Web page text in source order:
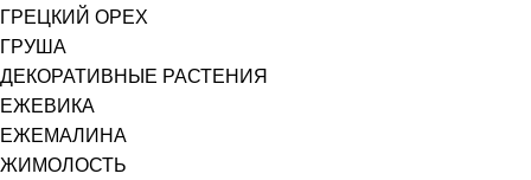
ГРЕЦКИЙ ОРЕХ
ГРУША
ДЕКОРАТИВНЫЕ РАСТЕНИЯ
ЕЖЕВИКА
ЕЖЕМАЛИНА
ЖИМОЛОСТЬ